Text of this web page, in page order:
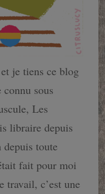
je tiens ce blog
connu sous
Les
libraire depuis
depuis toute
fait pour moi
travail, c’est une